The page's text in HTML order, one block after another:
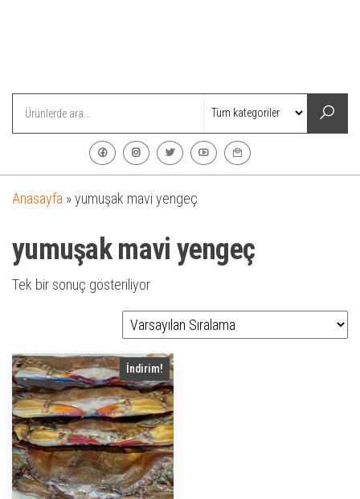
Anasayfa »yumuşak mavi yengeç
yumuşak mavi yengeç
Tek bir sonuç gösteriliyor
İndirim!